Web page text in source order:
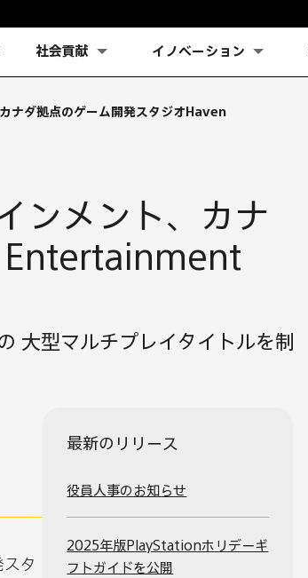
社会貢献 イノベーション
ナダ拠点のゲーム開発スタジオHaven
ンメント、カナ
Entertainment
大型マルチプレイタイトルを制
タ
最新のリリース
役員人事のお知らせ
2025年版PlayStationホリデーギ
フトガイドを公開